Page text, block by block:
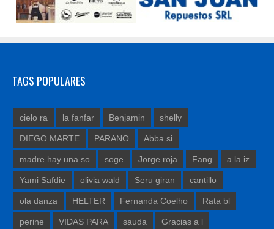
TAGS POPULARES
cielo ra la fanfar Benjamin shelly
DIEGO MARTE PARANO Abba si
madre hay una so soge Jorge roja Fang a la iz
Yami Safdie olivia wald Seru giran cantillo
ola danza HELTER Fernanda Coelho Rata bl
perine VIDAS PARA sauda Gracias a l